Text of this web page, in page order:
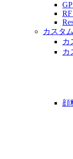
RF
カスタ
カ
カ
顔